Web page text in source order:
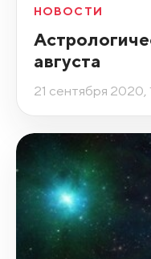
НОВОСТИ
августа
21 сентября 2020,